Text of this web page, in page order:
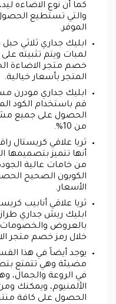
كما أن نوع الاضاءه
والتي تستطيع
الموفر.
لمبات ويتم تثبيته
خصم متجر الاضاءة
المتجر بأسعار خيالية.
ابليك جداري مودرن
قم باستخدام الكود
الحصول على جميع
من 10%.
ثريا علاقي كريستال
أنها تتميز بتصميمها
من خامات عالية
الكوبون الصحيح
الأسعار.
ثريا علاقي أنابيب
ابليك ريش جداري
بالعروض والخصومات
خلال رمز خصم متجر
مضيئة وهي تتمتع
في الروعة والجمال،
الألمنيوم، ويمكنك
الحصول على كافة